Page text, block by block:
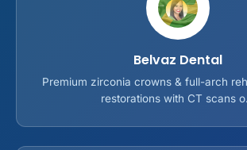
Belvaz Dental
Premium zirconia crowns & full-arch
restorations with CT scans